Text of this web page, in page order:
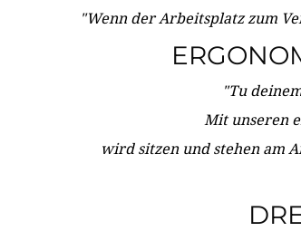
"Wenn der Arbeitsplatz zum
"Tu
Mit unseren
wird sitzen und stehen am